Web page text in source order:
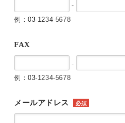
-
例：03-1234-5678
FAX
-
例：03-1234-5678
メールアドレス 必須